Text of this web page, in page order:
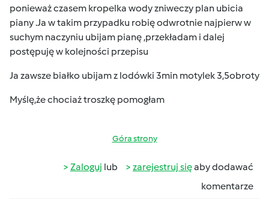
ponieważ czasem kropelka wody zniweczy plan ubicia
piany .Ja w takim przypadku robię odwrotnie najpierw w
suchym naczyniu ubijam pianę ,przekładam i dalej
postępuję w kolejności przepisu
Ja zawsze białko ubijam z lodówki 3min motylek 3,5obroty
Myślę,że chociaż troszkę pomogłam
Góra strony
Zaloguj lub zarejestruj sięaby dodawać
komentarze